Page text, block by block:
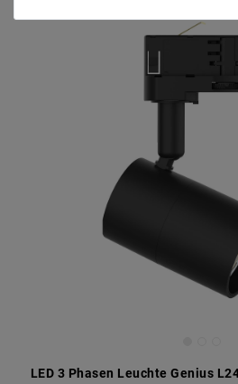
LED 3 Phasen Leuchte Genius